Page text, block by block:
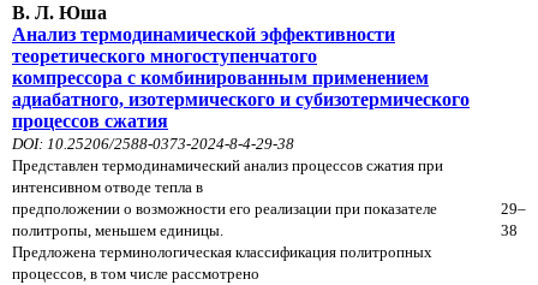
В. Л. Юша
Анализ термодинамической эффективности
теоретического многоступенчатого
компрессора с комбинированным применением
адиабатного, изотермического и субизотермического
процессов сжатия
DOI: 10.25206/2588-0373-2024-8-4-29-38
Представлен термодинамический анализ процессов сжатия при
интенсивном отводе тепла в
предположении о возможности его реализации при показателе
политропы, меньшем единицы.
Предложена терминологическая классификация политропных
процессов, в том числе рассмотрено
29–
38